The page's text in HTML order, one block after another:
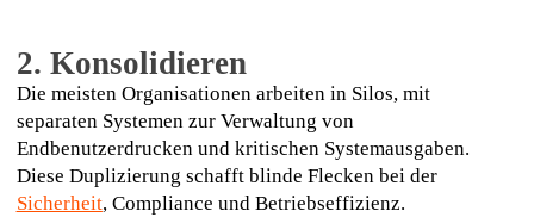
2. Konsolidieren
Die meisten Organisationen arbeiten in Silos, mit
separaten Systemen zur Verwaltung von
Endbenutzerdrucken und kritischen Systemausgaben.
Diese Duplizierung schafft blinde Flecken bei der
Sicherheit, Compliance und Betriebseffizienz.